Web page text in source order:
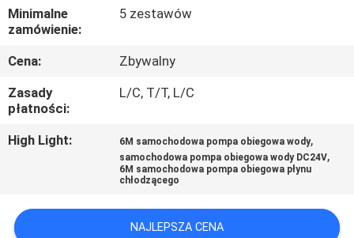
WYCIECZKA
PO
FABRYCE
KONTROLA
JAKOŚCI
SIĘ
Minimalne
zamówienie:
5 zestawów
Cena:
Zbywalny
Zasady
płatności:
L/C, T/T, L/C
High Light: 6M samochodowa pompa obiegowa wody,
samochodowa pompa obiegowa wody DC24V,
6M samochodowa pompa obiegowa płynu
chłodzącego
NAJLEPSZA CENA